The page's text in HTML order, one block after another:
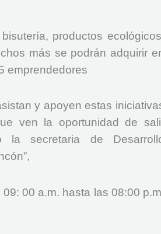
productos
más se podrán adquirir
emprendedores
y apoyen estas
ven la oportunidad de
la secretaria de
00 a.m. hasta las 08:00